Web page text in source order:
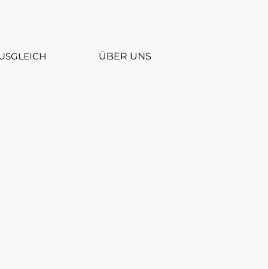
ÜBER UNS